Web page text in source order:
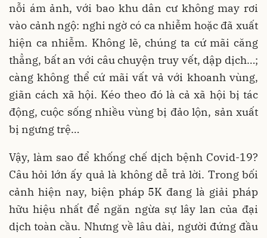
nỗi ám ảnh, với bao khu dân cư không may rơi
vào cảnh ngộ: nghi ngờ có ca nhiễm hoặc đã xuất
hiện ca nhiễm. Không lẽ, chúng ta cứ mãi căng
thẳng, bất an với câu chuyện truy vết, dập dịch…;
càng không thể cứ mãi vất vả với khoanh vùng,
giãn cách xã hội. Kéo theo đó là cả xã hội bị tác
động, cuộc sống nhiều vùng bị đảo lộn, sản xuất
bị ngưng trệ…
Vậy, làm sao để khống chế dịch bệnh Covid-19?
Câu hỏi lớn ấy quả là không dễ trả lời. Trong bối
cảnh hiện nay, biện pháp 5K đang là giải pháp
hữu hiệu nhất để ngăn ngừa sự lây lan của đại
dịch toàn cầu. Nhưng về lâu dài, người đứng đầu